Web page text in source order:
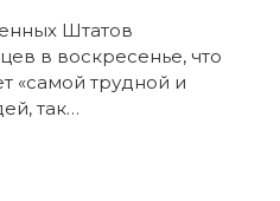
Штатов
в воскресенье, что
«самой трудной и
так…